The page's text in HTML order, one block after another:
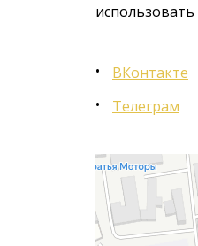
использовать
ВКонтакте
Телеграм